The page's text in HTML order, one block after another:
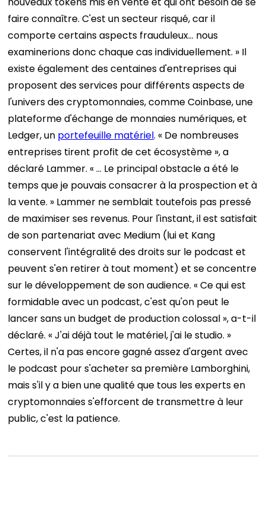
faire connaître. C'est un secteur risqué, car il
comporte certains aspects frauduleux… nous
examinerions donc chaque cas individuellement. » Il
existe également des centaines d'entreprises qui
proposent des services pour différents aspects de
l'univers des cryptomonnaies, comme Coinbase, une
plateforme d'échange de monnaies numériques, et
Ledger, un portefeuille matériel. « De nombreuses
entreprises tirent profit de cet écosystème », a
déclaré Lammer. « … Le principal obstacle a été le
temps que je pouvais consacrer à la prospection et à
la vente. » Lammer ne semblait toutefois pas pressé
de maximiser ses revenus. Pour l'instant, il est satisfait
de son partenariat avec Medium (lui et Kang
conservent l'intégralité des droits sur le podcast et
peuvent s'en retirer à tout moment) et se concentre
sur le développement de son audience. « Ce qui est
formidable avec un podcast, c'est qu'on peut le
lancer sans un budget de production colossal », a-t-il
déclaré. « J'ai déjà tout le matériel, j'ai le studio. »
Certes, il n'a pas encore gagné assez d'argent avec
le podcast pour s'acheter sa première Lamborghini,
mais s'il y a bien une qualité que tous les experts en
cryptomonnaies s'efforcent de transmettre à leur
public, c'est la patience.